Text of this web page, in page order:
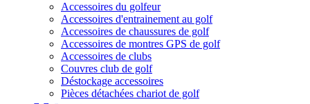
Accessoires du golfeur
Accessoires d'entrainement au golf
Accessoires de chaussures de golf
Accessoires de montres GPS de golf
Accessoires de clubs
Couvres club de golf
Déstockage accessoires
Pièces détachées chariot de golf